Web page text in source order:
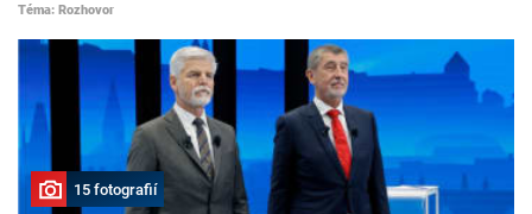
Téma: Rozhovor
15 fotografií